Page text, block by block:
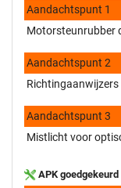
Aandachtspunt 1
Motorsteunrubber
Aandachtspunt 2
Aandachtspunt 3
Mistlicht voor
APK